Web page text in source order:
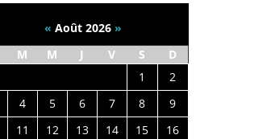
« Août 2026 »
M M J V S
D
1
2
4 5 6 7 8
9
11 12 13 14 15
16